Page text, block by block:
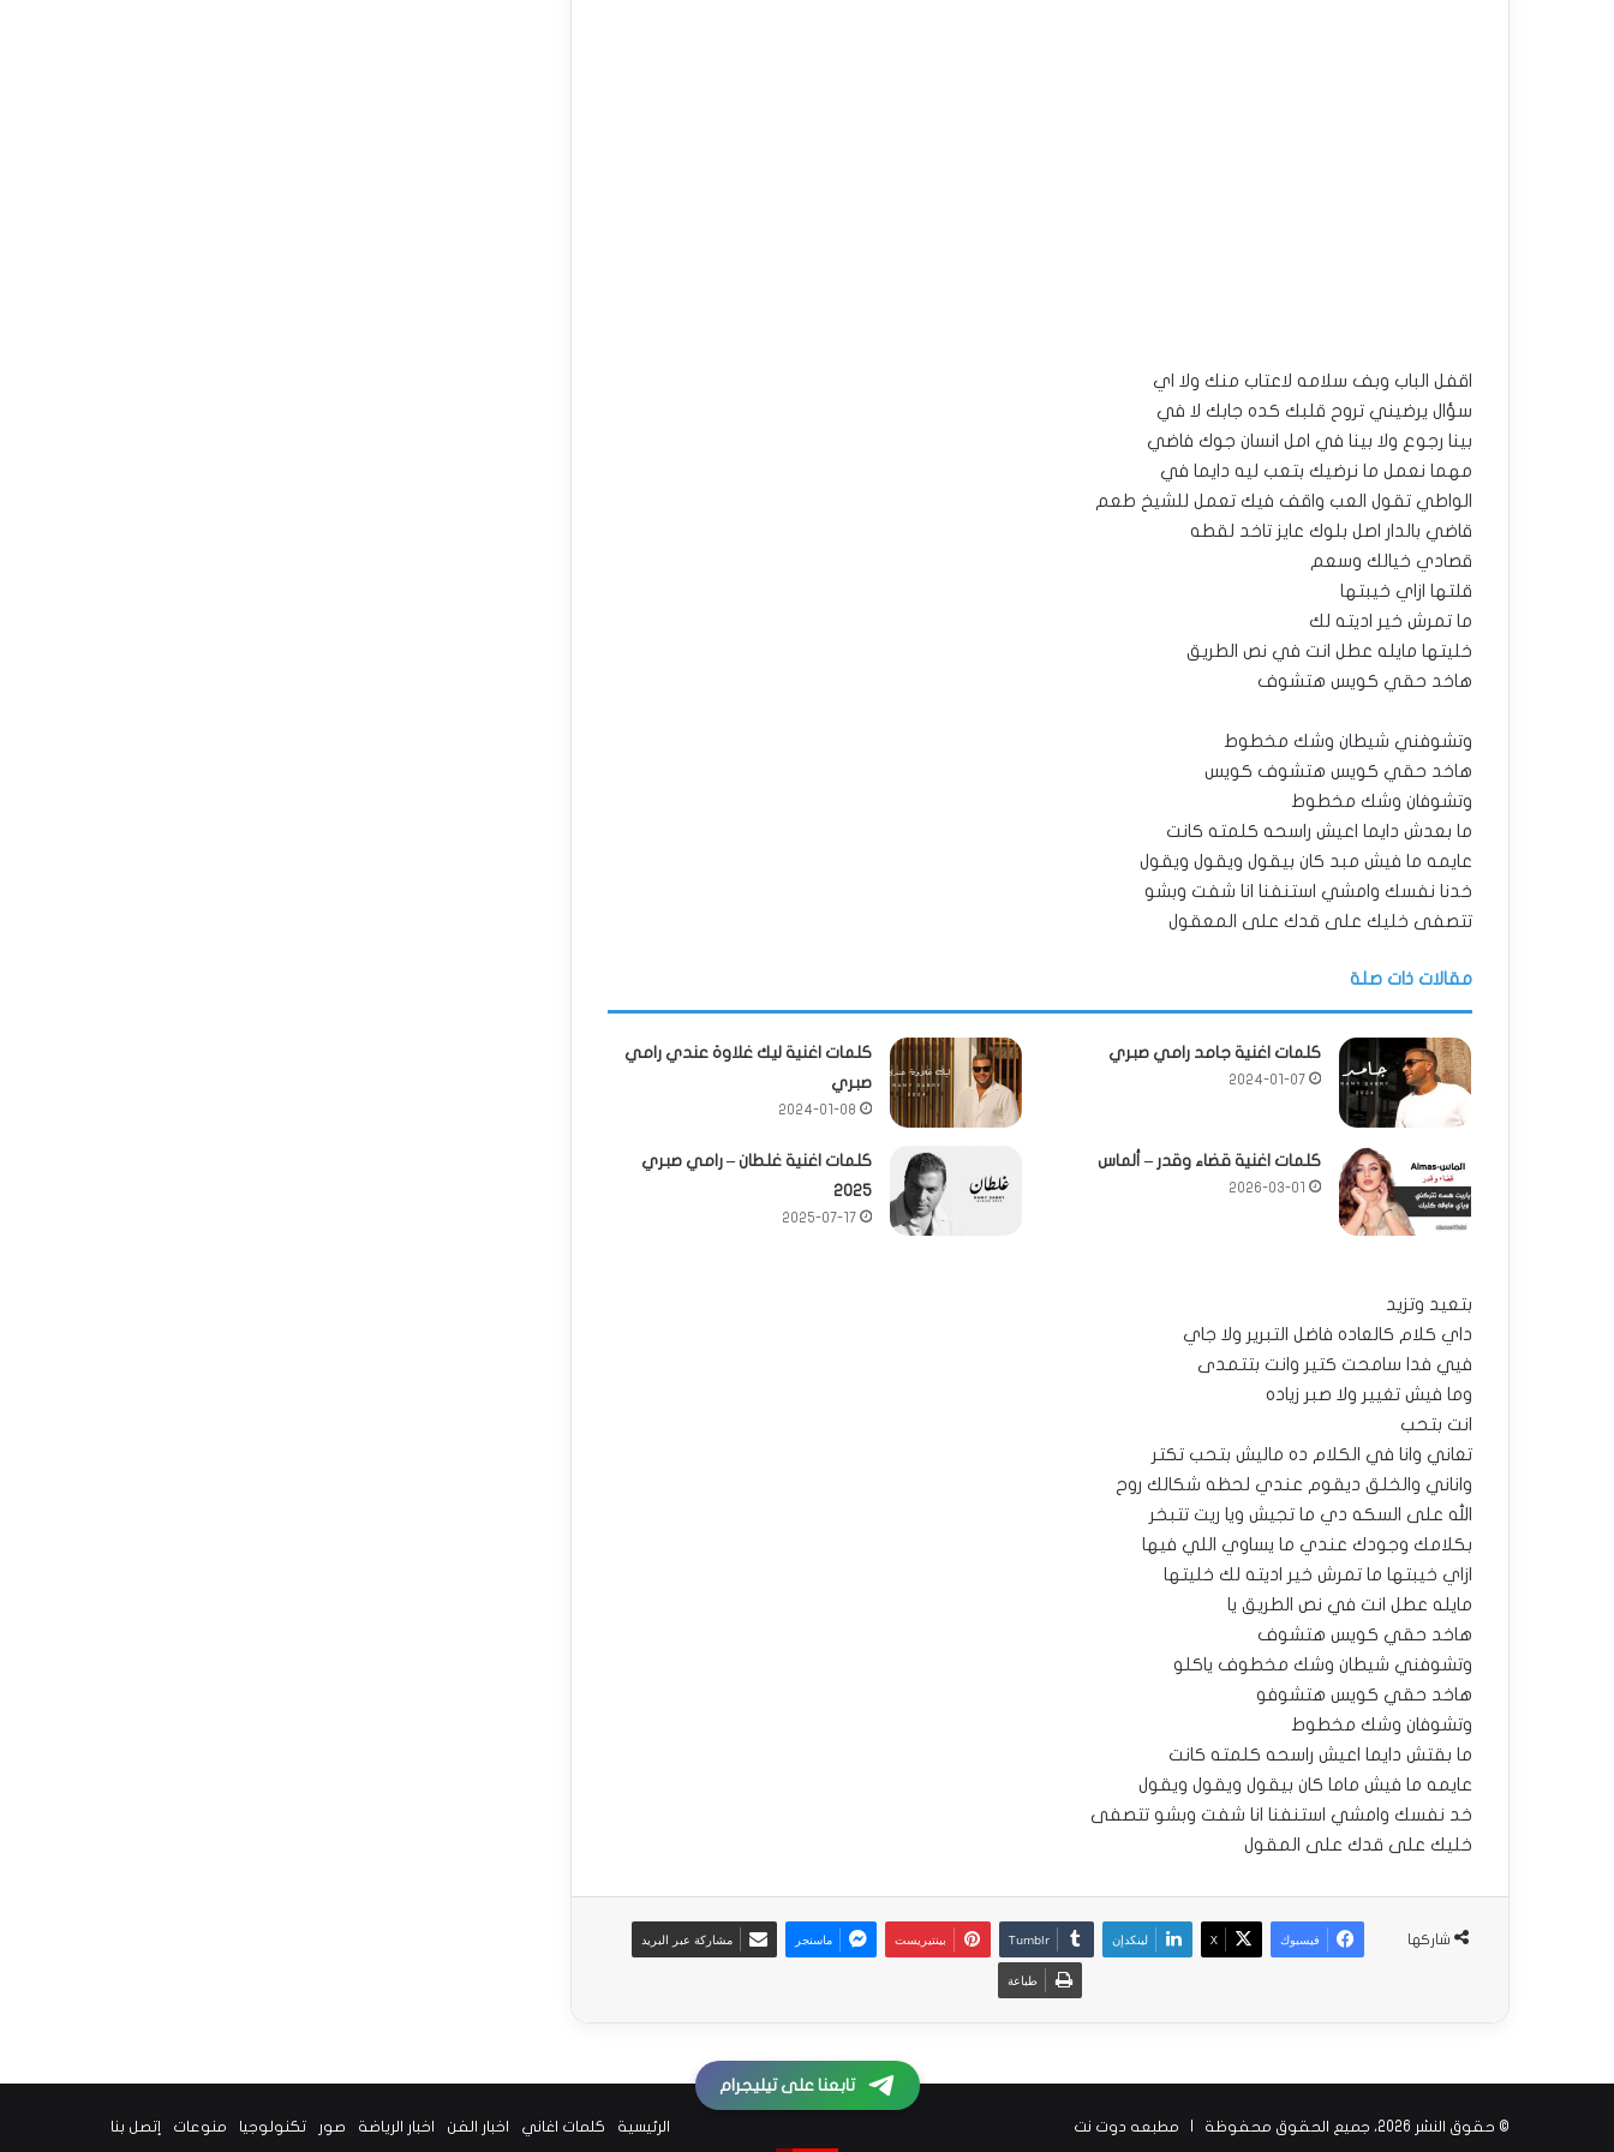
اقفل الباب وبف سلامه لاعتاب منك ولا اي
سؤال يرضيني تروح قلبك كده جابك لا في
بينا رجوع ولا بينا في امل انسان جوك فاضي
مهما نعمل ما نرضيك بتعب ليه دايما في
الواطي تقول العب واقف فيك تعمل للشيخ طعم
قاضي بالدار اصل بلوك عايز تاخد لقطه
قصادي خيالك وسعم
قلتها ازاي خيبتها
ما تمرش خير اديته لك
خليتها مايله عطل انت في نص الطريق
هاخد حقي كويس هتشوف
وتشوفني شيطان وشك مخطوط
هاخد حقي كويس هتشوف كويس
وتشوفان وشك مخطوط
ما بعدش دايما اعيش راسحه كلمته كانت
عايمه ما فيش مبد كان بيقول ويقول ويقول
خدنا نفسك وامشي استنفنا انا شفت وبشو
تتصفى خليك على قدك على المعقول
مقالات ذات صلة
كلمات اغنية جامد رامي صبري
2024-01-07
كلمات اغنية ليك غلاوة عندي رامي
صبري
2024-01-08
كلمات اغنية قضاء وقدر – ألماس
2026-03-01
كلمات اغنية غلطان – رامي صبري
2025
2025-07-17
بتعيد وتزيد
داي كلام كالعاده فاضل التبرير ولا جاي
فيي فدا سامحت كتير وانت بتتمدى
وما فيش تغيير ولا صبر زياده
انت بتحب
تعاني وانا في الكلام ده ماليش بتحب تكتر
واناني والخلق ديقوم عندي لحظه شكالك روح
الله على السكه دي ما تجيش ويا ريت تتبخر
بكلامك وجودك عندي ما يساوي اللي فيها
ازاي خيبتها ما تمرش خير اديته لك خليتها
مايله عطل انت في نص الطريق يا
هاخد حقي كويس هتشوف
وتشوفني شيطان وشك مخطوف ياكلو
هاخد حقي كويس هتشوفو
وتشوفان وشك مخطوط
ما بقتش دايما اعيش راسحه كلمته كانت
عايمه ما فيش ماما كان بيقول ويقول ويقول
خد نفسك وامشي استنفنا انا شفت وبشو تتصفى
خليك على قدك على المقول
شاركها فيسبوك ‫X لينكدإن ‏Tumblr بينتيريست ماسنجر مشاركة عبر البريد
طباعة
© حقوق النشر 2026، جميع الحقوق محفوظة | مطبعه دوت نت الرئيسية كلمات اغاني اخبار الفن اخبار الرياضة صور تكنولوجيا منوعات إتصل بنا
تابعنا على تيليجرام